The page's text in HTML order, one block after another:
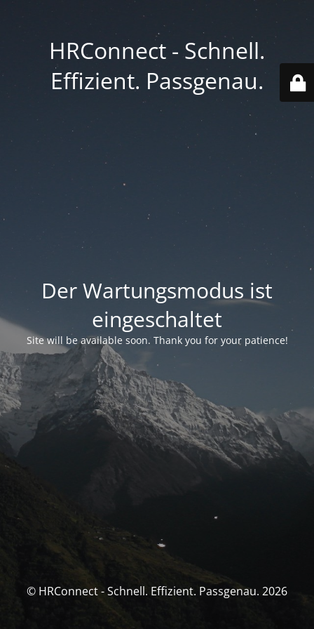
HRConnect - Schnell.
Effizient. Passgenau.
Der Wartungsmodus ist
eingeschaltet
Site will be available soon. Thank you for your patience!
© HRConnect - Schnell. Effizient. Passgenau. 2026